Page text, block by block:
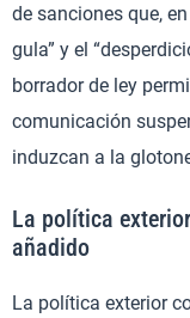
de sanciones que,
gula” y el
borrador de ley
comunicación
induzcan a la
La política
añadido
La política exterior